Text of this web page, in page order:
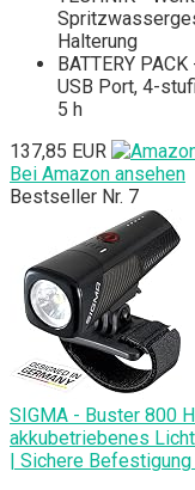
Halterung
BATTERY
USB Port, 4-
5 h
137,85 EUR
Bei Amazon ansehen
Bestseller Nr. 7
SIGMA - Buster 800
akkubetriebenes
| Sichere